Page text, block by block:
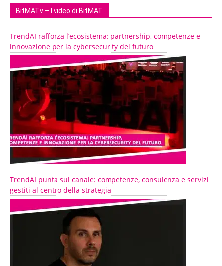
BitMATv – I video di BitMAT
TrendAI rafforza l’ecosistema: partnership, competenze e
innovazione per la cybersecurity del futuro
TrendAI punta sul canale: competenze, consulenza e servizi
gestiti al centro della strategia